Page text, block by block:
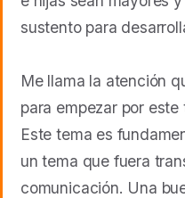
sustento para
Me llama la atención
para empezar por este
Este tema es
un tema que fuera
comunicación. Una